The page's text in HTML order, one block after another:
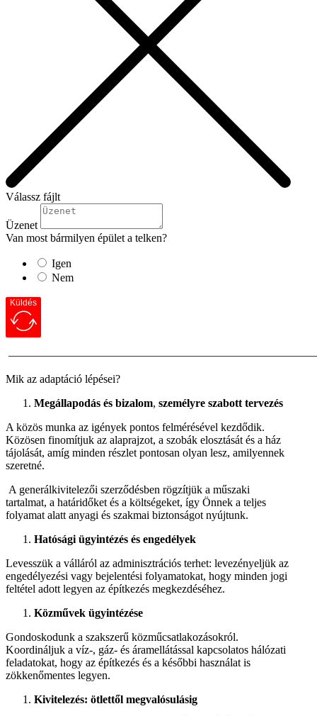
Válassz fájlt
Üzenet
Van most bármilyen épület a telken?
Igen
Nem
Küldés
Mik az adaptáció lépései?
Megállapodás és bizalom, személyre szabott tervezés
A közös munka az igények pontos felmérésével kezdődik.
Közösen finomítjuk az alaprajzot, a szobák elosztását és a ház
tájolását, amíg minden részlet pontosan olyan lesz, amilyennek
szeretné.
A generálkivitelezői szerződésben rögzítjük a műszaki
tartalmat, a határidőket és a költségeket, így Önnek a teljes
folyamat alatt anyagi és szakmai biztonságot nyújtunk.
Hatósági ügyintézés és engedélyek
Levesszük a válláról az adminisztrációs terhet: levezényeljük az
engedélyezési vagy bejelentési folyamatokat, hogy minden jogi
feltétel adott legyen az építkezés megkezdéséhez.
Közművek ügyintézése
Gondoskodunk a szakszerű közműcsatlakozásokról.
Koordináljuk a víz-, gáz- és áramellátással kapcsolatos hálózati
feladatokat, hogy az építkezés és a későbbi használat is
zökkenőmentes legyen.
Kivitelezés: ötlettől megvalósulásig